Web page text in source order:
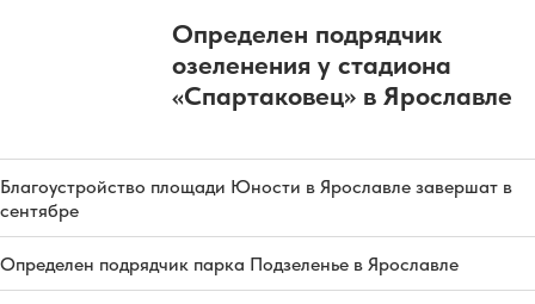
Определен подрядчик
озеленения у стадиона
«Спартаковец» в Ярославле
Благоустройство площади Юности в Ярославле завершат в
сентябре
Определен подрядчик парка Подзеленье в Ярославле